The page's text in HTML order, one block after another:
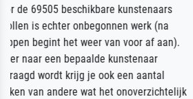
getrübt, dass das Bild
angegebenen Lieferanschrift
Überraschung für die
Ehefrau sein zum Hochzeits-
auch Geburtstag sein) doch
zugestellt wurde.